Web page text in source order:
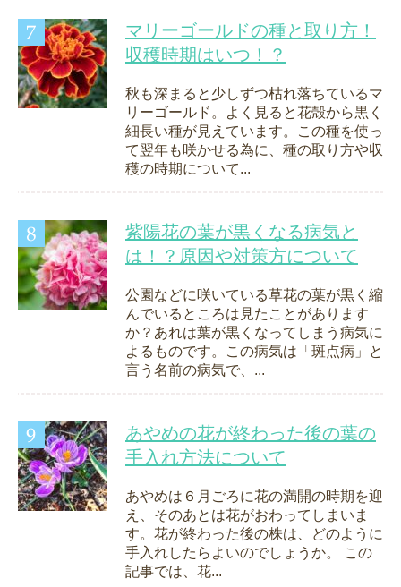
マリーゴールドの種と取り方！
収穫時期はいつ！？
秋も深まると少しずつ枯れ落ちているマ
リーゴールド。よく見ると花殻から黒く
細長い種が見えています。この種を使っ
て翌年も咲かせる為に、種の取り方や収
穫の時期について...
紫陽花の葉が黒くなる病気と
は！？原因や対策方について
公園などに咲いている草花の葉が黒く縮
んでいるところは見たことがあります
か？あれは葉が黒くなってしまう病気に
よるものです。この病気は「斑点病」と
言う名前の病気で、...
あやめの花が終わった後の葉の
手入れ方法について
あやめは６月ごろに花の満開の時期を迎
え、そのあとは花がおわってしまいま
す。花が終わった後の株は、どのように
手入れしたらよいのでしょうか。 この
記事では、花...